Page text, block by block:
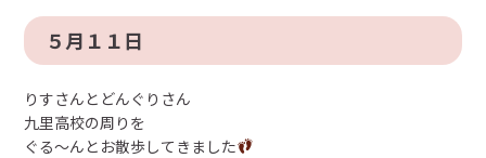
2歳児保育
５月１１日
りすさんとどんぐりさん
九里高校の周りを
ぐる～んとお散歩してきました